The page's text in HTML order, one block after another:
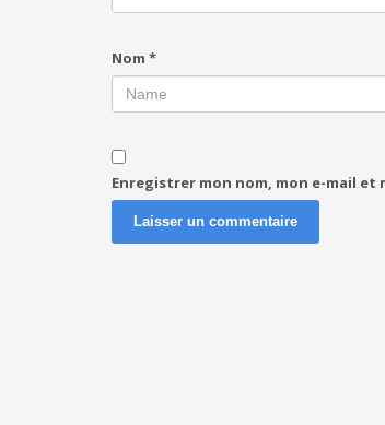
Nom *
Enregistrer mon nom, mon e-mail